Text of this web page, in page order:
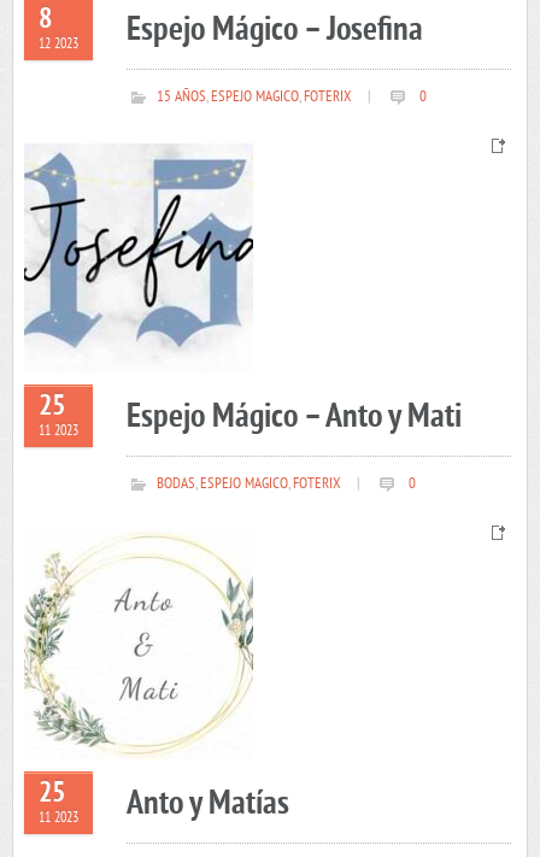
8
12 2023 Espejo Mágico – Josefina
15 AÑOS,ESPEJO MAGICO,FOTERIX 0
25
11 2023 Espejo Mágico – Anto y Mati
BODAS,ESPEJO MAGICO,FOTERIX 0
25
11 2023 Anto y Matías